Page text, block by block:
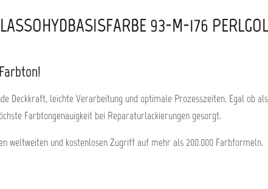
93-M-176
Deckkraft, leichte Verarbeitung und optimale Prozesszeiten. Egal
Farbtongenauigkeit bei Reparaturlackierungen gesorgt.
weltweiten und kostenlosen Zugriff auf mehr als 200.000 Farbformeln.